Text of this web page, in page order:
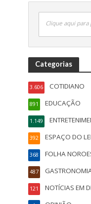
Clique aqui
Categorias
COTIDIANO
3.606
EDUCAÇÃO
891
1.149
ESPAÇO DO
392
FOLHA
368
487
NOTÍCIAS EM
121